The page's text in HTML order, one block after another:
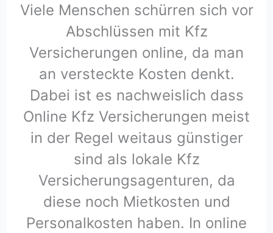
Viele Menschen schürren sich vor
Abschlüssen mit Kfz
Versicherungen online, da man
an versteckte Kosten denkt.
Dabei ist es nachweislich dass
Online Kfz Versicherungen meist
in der Regel weitaus günstiger
sind als lokale Kfz
Versicherungsagenturen, da
diese noch Mietkosten und
Personalkosten haben. In online